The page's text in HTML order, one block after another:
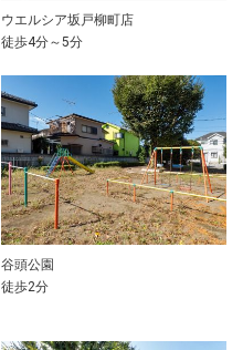
ウエルシア坂戸柳町店
徒歩4分～5分
谷頭公園
徒歩2分